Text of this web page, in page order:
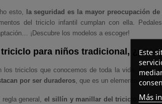
esto, la seguridad es la mayor preocupación
del triciclo infantil cumplan con ella.
¡Descubre los modelos a escoger!
triciclo para niños tradicional, ¿por
los triciclos que conocemos de toda la vida
. Estos
por ser duraderos, que es un elemento clave
regla general, el sillín y manillar del triciclo niño
Este
Más